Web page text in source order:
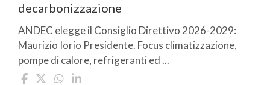
decarbonizzazione
ANDEC elegge il Consiglio Direttivo 2026-2029:
Maurizio Iorio Presidente. Focus climatizzazione,
pompe di calore, refrigeranti ed ...